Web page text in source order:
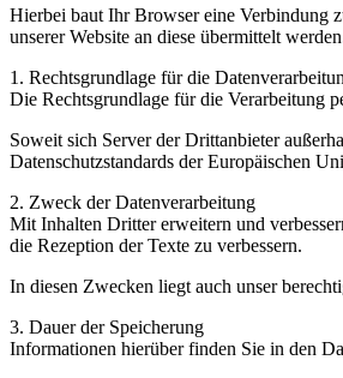
Hierbei baut Ihr Browser eine Verbindung
unserer Website an diese übermittelt
1. Rechtsgrundlage für die
Die Rechtsgrundlage für die Verarbeitung
Soweit sich Server der Drittanbieter
Datenschutzstandards der Europäischen
2. Zweck der Datenverarbeitung
Mit Inhalten Dritter erweitern und
die Rezeption der Texte zu verbessern.
In diesen Zwecken liegt auch unser
3. Dauer der Speicherung
Informationen hierüber finden Sie in den